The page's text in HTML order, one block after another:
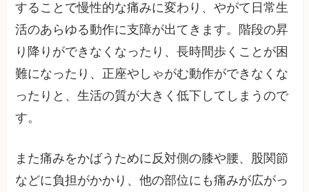
することで慢性的な痛みに変わり、やがて日常生
活のあらゆる動作に支障が出てきます。階段の昇
り降りができなくなったり、長時間歩くことが困
難になったり、正座やしゃがむ動作ができなくな
ったりと、生活の質が大きく低下してしまうので
す。
また痛みをかばうために反対側の膝や腰、股関節
などに負担がかかり、他の部位にも痛みが広がっ